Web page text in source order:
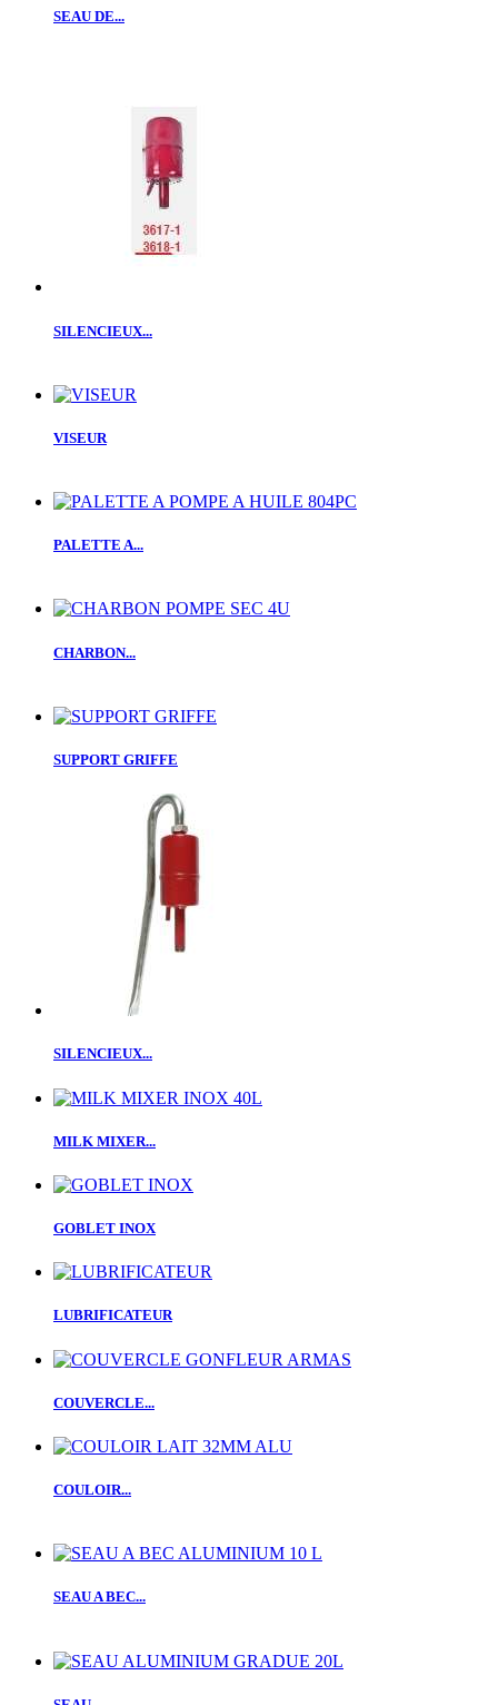
SEAU DE...
SILENCIEUX...
VISEUR
PALETTE A...
CHARBON...
SUPPORT GRIFFE
SILENCIEUX...
MILK MIXER...
GOBLET INOX
LUBRIFICATEUR
COUVERCLE...
COULOIR...
SEAU A BEC...